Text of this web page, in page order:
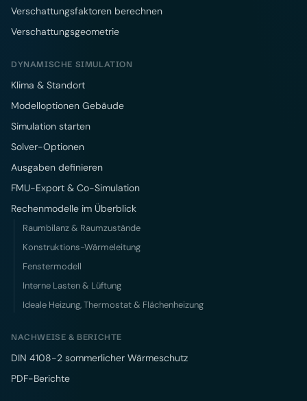
Verschattungsfaktoren berechnen
Verschattungsgeometrie
DYNAMISCHE SIMULATION
Klima & Standort
Modelloptionen Gebäude
Simulation starten
Solver-Optionen
Ausgaben definieren
FMU-Export & Co-Simulation
Rechenmodelle im Überblick
Raumbilanz & Raumzustände
Konstruktions-Wärmeleitung
Fenstermodell
Interne Lasten & Lüftung
Ideale Heizung, Thermostat & Flächenheizung
NACHWEISE & BERICHTE
DIN 4108-2 sommerlicher Wärmeschutz
PDF-Berichte